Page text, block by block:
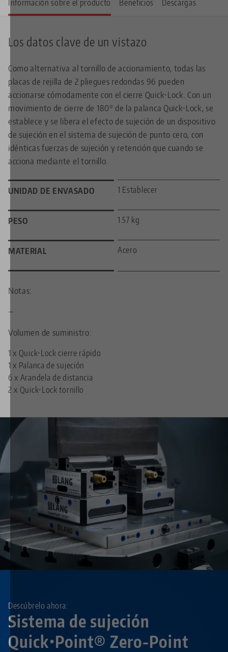
Información sobre el producto Beneficios Descargas
Los datos clave de un vistazo
Como alternativa al tornillo de accionamiento, todas las
placas de rejilla de 2 pliegues redondas 96 pueden
accionarse cómodamente con el cierre Quick•Lock. Con un
movimiento de cierre de 180° de la palanca Quick•Lock, se
establece y se libera el efecto de sujeción de un dispositivo
de sujeción en el sistema de sujeción de punto cero, con
idénticas fuerzas de sujeción y retención que cuando se
acciona mediante el tornillo.
UNIDAD DE ENVASADO 1 Establecer
PESO 1.57 kg
MATERIAL Acero
Notas:
—
Volumen de suministro:
1 x Quick•Lock cierre rápido
1 x Palanca de sujeción
6 x Arandela de distancia
2 x Quick•Lock tornillo
Sistema de sujeción
Quick•Point® Zero-Point
Descúbrelo ahora: